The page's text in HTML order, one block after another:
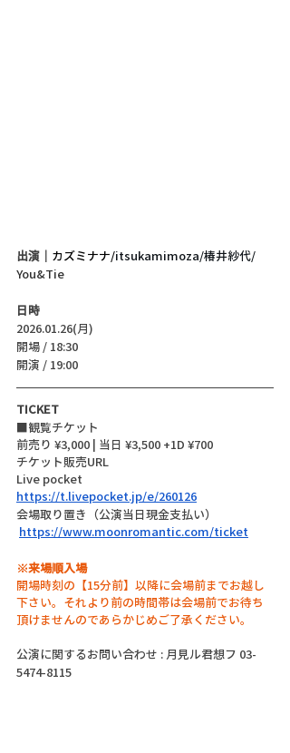
出演｜ カズミナナ/itsukamimoza/椿井紗代/
You&Tie
日時
2026.01.26(月)
開場 / 18:30
開演 / 19:00
TICKET
■観覧チケット
前売り ¥3,000 | 当日 ¥3,500 +1D ¥700
チケット販売URL
Live pocket
https://t.livepocket.jp/e/260126
会場取り置き（公演当日現金支払い）
https://www.moonromantic.com/ticket
※来場順入場
開場時刻の【15分前】以降に会場前までお越し
下さい。それより前の時間帯は会場前でお待ち
頂けませんのであらかじめご了承ください。
公演に関するお問い合わせ : 月見ル君想フ 03-
5474-8115